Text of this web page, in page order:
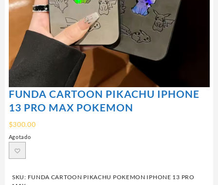
FUNDA CARTOON PIKACHU IPHONE
13 PRO MAX POKEMON
$300.00
Agotado
SKU: FUNDA CARTOON PIKACHU POKEMON IPHONE 13 PRO